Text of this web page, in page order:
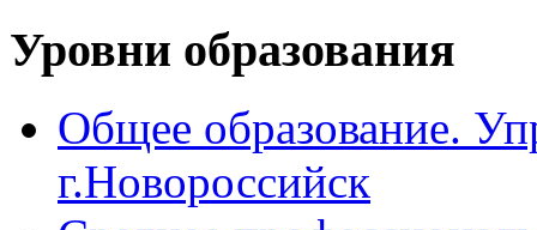
Уровни образования
Общее образование.
г.Новороссийск